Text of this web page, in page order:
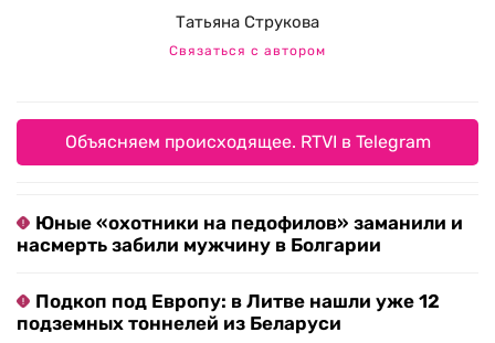
Татьяна Струкова
Связаться с автором
Объясняем происходящее. RTVI в Telegram
Юные «охотники на педофилов» заманили и
насмерть забили мужчину в Болгарии
Подкоп под Европу: в Литве нашли уже 12
подземных тоннелей из Беларуси